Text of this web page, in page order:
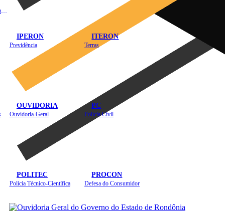
IPERON
Previdência
ITERON
Terras
OUVIDORIA
Ouvidoria-Geral
PC
Polícia Civil
POLITEC
Polícia Técnico-Científica
PROCON
Defesa do Consumidor